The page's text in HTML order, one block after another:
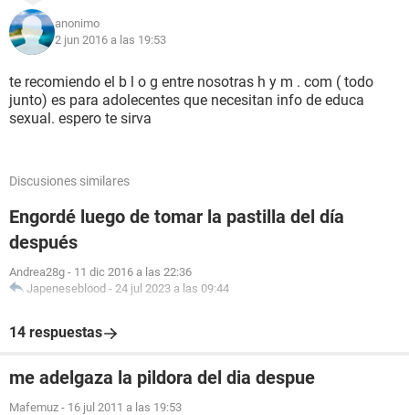
anonimo
2 jun 2016 a las 19:53
te recomiendo el b l o g entre nosotras h y m . com ( todo
junto) es para adolecentes que necesitan info de educa
sexual. espero te sirva
Discusiones similares
Engordé luego de tomar la pastilla del día
después
Andrea28g - 11 dic 2016 a las 22:36
Japeneseblood - 24 jul 2023 a las 09:44
14 respuestas
me adelgaza la pildora del dia despue
Mafemuz - 16 jul 2011 a las 19:53